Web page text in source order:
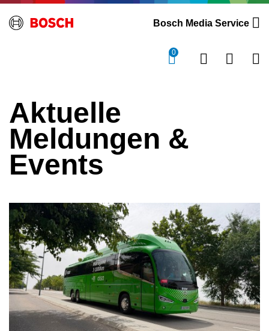
Bosch Media Service
0
Aktuelle
Meldungen &
Events